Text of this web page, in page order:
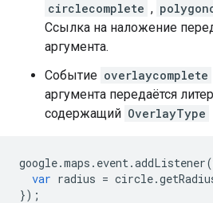
circlecomplete ,
Ссылка на наложение
аргумента.
Событие overlaycomplete
аргумента передаётся
содержащий OverlayType
google.maps . event.addListener(
var radius = circle.
});